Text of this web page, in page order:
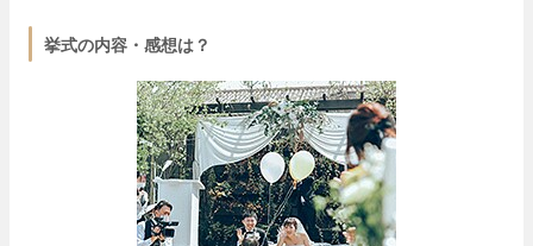
挙式の内容・感想は？